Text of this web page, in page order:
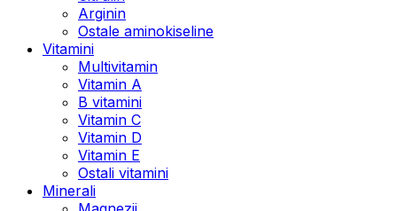
Arginin
Ostale aminokiseline
Vitamini
Multivitamin
Vitamin A
B vitamini
Vitamin C
Vitamin D
Vitamin E
Ostali vitamini
Minerali